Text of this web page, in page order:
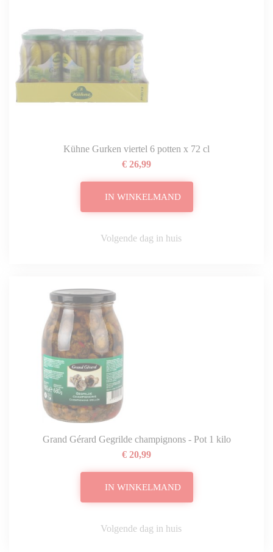
Kühne Gurken viertel 6 potten x 72 cl
€ 26,99
IN WINKELMAND
Volgende dag in huis
Grand Gérard Gegrilde champignons - Pot 1 kilo
€ 20,99
IN WINKELMAND
Volgende dag in huis